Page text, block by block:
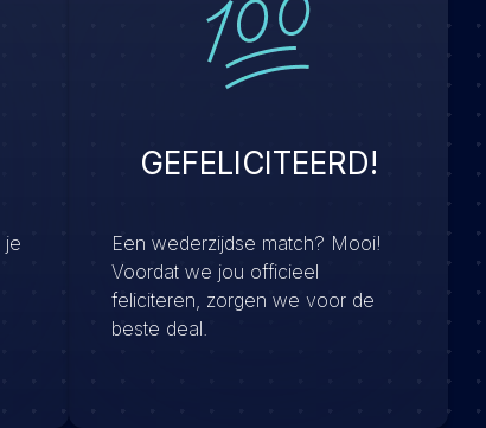
je
GEFELICITEERD!
Een wederzijdse match? Mooi!
Voordat we jou officieel
feliciteren, zorgen we voor de
beste deal.